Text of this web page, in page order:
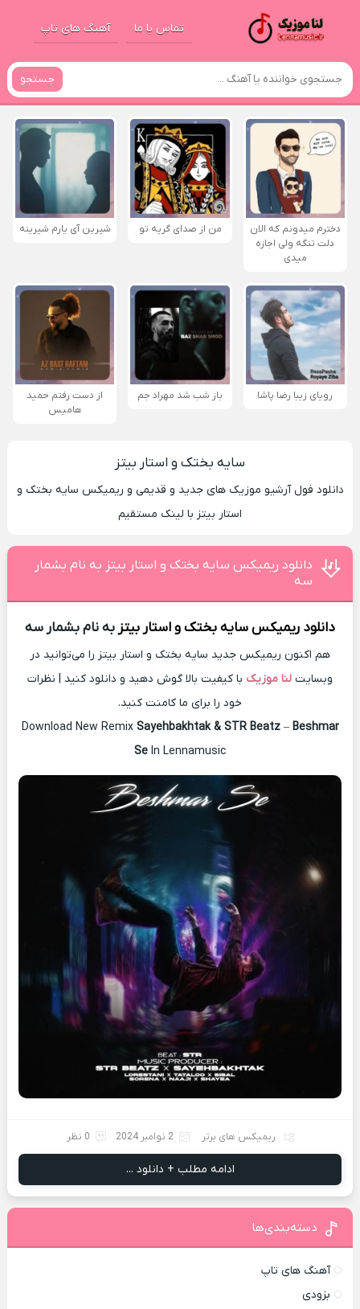
تماس با ما آهنگ های تاپ
جستجو
دخترم میدونم که الان
دلت تنگه ولی اجازه
میدی
من از صدای گريه تو شیرین آی یارم شیرینه
رویای زیبا رضا پاشا باز شب شد مهراد جم
از دست رفتم حمید
هامیس
سایه بختک و استار بیتز
دانلود فول آرشیو موزیک های جدید و قدیمی و ریمیکس سایه بختک و
استار بیتز با لینک مستقیم
دانلود ریمیکس سایه بختک و استار بیتز به نام بشمار
سه
دانلود ریمیکسسایه بختک و استار بیتز به نام بشمار سه
هم اکنون ریمیکس جدید سایه بختک و استار بیتز را می‌توانید در
وبسایت لنا موزیک با کیفیت بالا گوش دهید و دانلود کنید | نظرات
خود را برای ما کامنت کنید.
Download New Remix Sayehbakhtak & STR Beatz– Beshmar
Se In Lennamusic
ریمیکس های برتر 2 نوامبر 2024 0 نظر
ادامه مطلب + دانلود ...
دسته‌بندی‌ها
آهنگ های تاپ
بزودی